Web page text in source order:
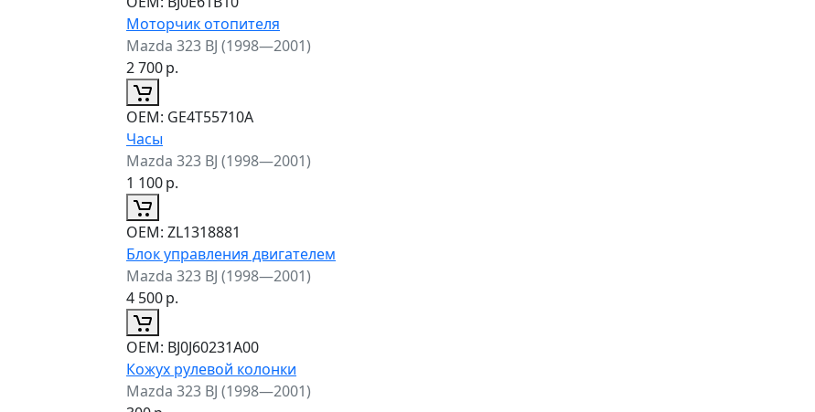
Моторчик отопителя
Mazda 323 BJ (1998—2001)
2 700р.
ОЕМ: GE4T55710A
Часы
Mazda 323 BJ (1998—2001)
1 100р.
ОЕМ: ZL1318881
Блок управления двигателем
Mazda 323 BJ (1998—2001)
4 500р.
ОЕМ: BJ0J60231A00
Кожух рулевой колонки
Mazda 323 BJ (1998—2001)